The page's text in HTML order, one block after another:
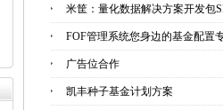
米筐：量化数据解决方案开发包
FOF管理系统您身边的基金配置
广告位合作
凯丰种子基金计划方案